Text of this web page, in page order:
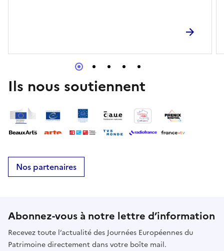
Ils nous soutiennent
Nos partenaires
Abonnez-vous à notre lettre d’information
Recevez toute l’actualité des Journées Européennes du
Patrimoine directement dans votre boîte mail.